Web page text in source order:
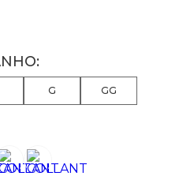
G GG